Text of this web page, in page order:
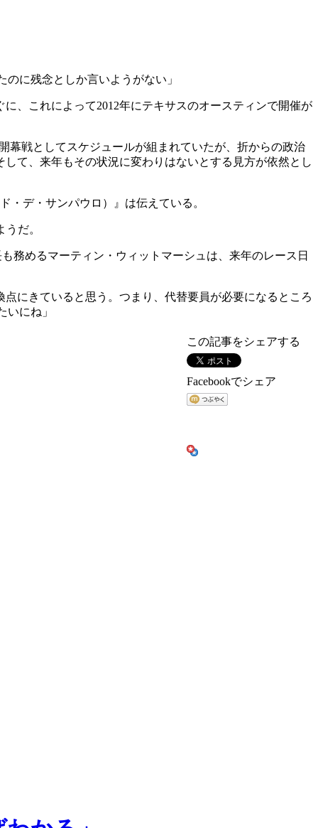
に残念としか言いようがない」
、これによって2012年にテキサスのオースティンで開催が
幕戦としてスケジュールが組まれていたが、折からの政治
て、来年もその状況に変わりはないとする見方が依然とし
・デ・サンパウロ）』は伝えている。
だ。
務めるマーティン・ウィットマーシュは、来年のレース日
にきていると思う。つまり、代替要員が必要になるところ
にね」
この記事をシェアする
Facebookでシェア